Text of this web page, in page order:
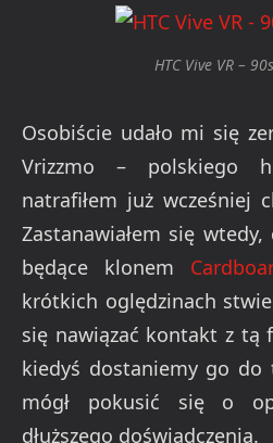
HTC Vive VR –
Osobiście udało mi się
Vrizzmo – polskiego
natrafiłem już wcześniej
Zastanawiałem się wtedy,
będące klonem
krótkich oględzinach
się nawiązać kontakt z tą
kiedyś dostaniemy go
mógł pokusić się o
dłuższego doświadczenia.